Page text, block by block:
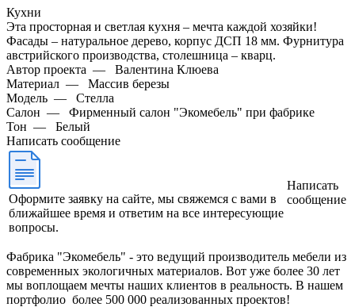
Кухни
Эта просторная и светлая кухня – мечта каждой хозяйки!
Фасады – натуральное дерево, корпус ДСП 18 мм. Фурнитура
австрийского производства, столешница – кварц.
Автор проекта —
Валентина Клюева
Материал —
Массив березы
Модель —
Стелла
Салон —
Фирменный салон "Экомебель" при фабрике
Тон —
Белый
Написать сообщение
Оформите заявку на сайте, мы свяжемся с вами в
ближайшее время и ответим на все интересующие
вопросы.
Написать
сообщение
Фабрика "Экомебель" - это ведущий производитель мебели из
современных экологичных материалов. Вот уже более 30 лет
мы воплощаем мечты наших клиентов в реальность. В нашем
портфолио более 500 000 реализованных проектов!